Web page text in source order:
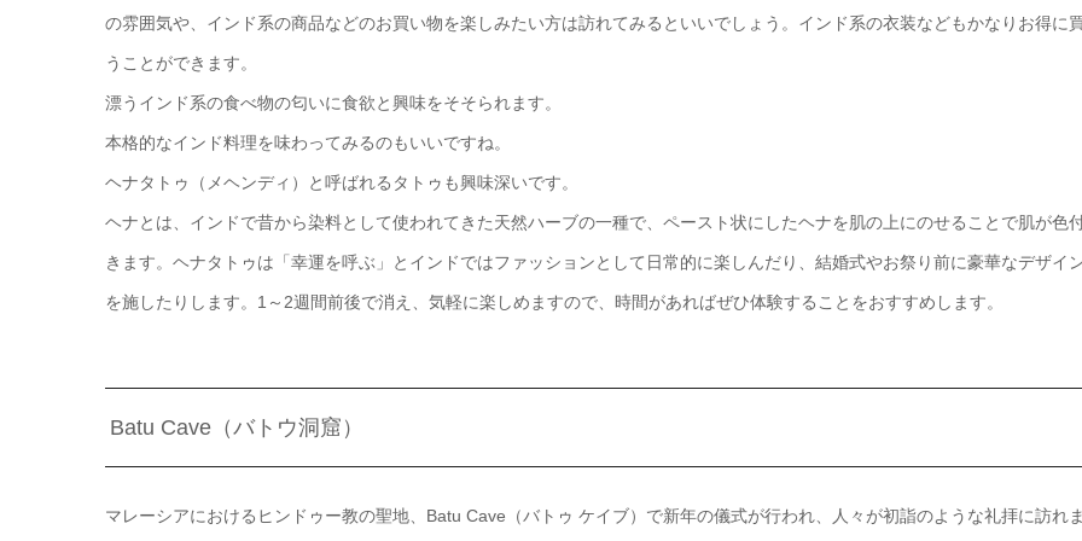
の雰囲気や、インド系の商品などのお買い物を楽しみたい方は訪れてみるといいでしょう。インド系の衣装などもかなりお得に
うことができます。
漂うインド系の食べ物の匂いに食欲と興味をそそられます。
本格的なインド料理を味わってみるのもいいですね。
ヘナタトゥ（メヘンディ）と呼ばれるタトゥも興味深いです。
ヘナとは、インドで昔から染料として使われてきた天然ハーブの一種で、ペースト状にしたヘナを肌の上にのせることで肌が色
きます。ヘナタトゥは「幸運を呼ぶ」とインドではファッションとして日常的に楽しんだり、結婚式やお祭り前に豪華なデザイ
を施したりします。1～2週間前後で消え、気軽に楽しめますので、時間があればぜひ体験することをおすすめします。
Batu Cave（バトウ洞窟）
マレーシアにおけるヒンドゥー教の聖地、Batu Cave（バトゥ ケイブ）で新年の儀式が行われ、人々が初詣のような礼拝に訪れま